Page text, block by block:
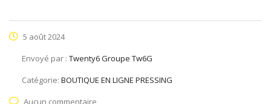
5 août 2024
Envoyé par : Twenty6 Groupe Tw6G
Catégorie: BOUTIQUE EN LIGNE PRESSING
Aucun commentaire